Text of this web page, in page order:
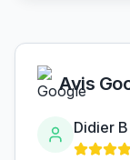
Avis
Didier B